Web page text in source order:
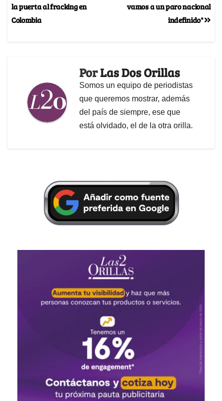
vamos a un paro nacional
indefinido"
la puerta al fracking en
Colombia
PorLas Dos Orillas
Somos un equipo de periodistas
que queremos mostrar, además
del país de siempre, ese que
está olvidado, el de la otra orilla.